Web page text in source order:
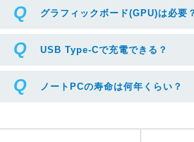
グラフィックボード(GPU)は必要
USB Type-Cで充電できる？
ノートPCの寿命は何年くらい？